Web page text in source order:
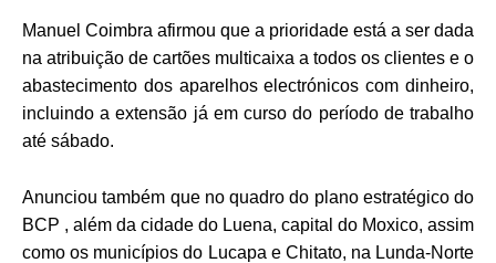
Manuel Coimbra afirmou que a prioridade está a ser dada
na atribuição de cartões multicaixa a todos os clientes e o
abastecimento dos aparelhos electrónicos com dinheiro,
incluindo a extensão já em curso do período de trabalho
até sábado.
Anunciou também que no quadro do plano estratégico do
BCP , além da cidade do Luena, capital do Moxico, assim
como os municípios do Lucapa e Chitato, na Lunda-Norte